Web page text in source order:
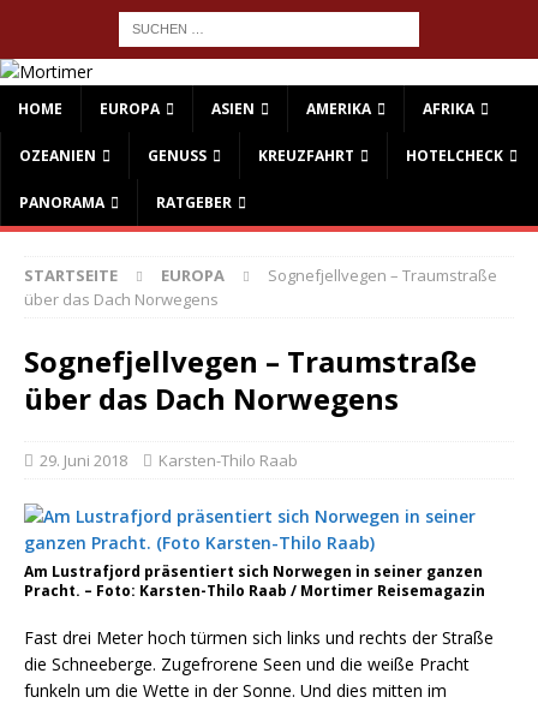
HOME EUROPA ASIEN AMERIKA AFRIKA
OZEANIEN GENUSS KREUZFAHRT HOTELCHECK
PANORAMA RATGEBER
STARTSEITE EUROPA
Sognefjellvegen – Traumstraße
über das Dach Norwegens
Sognefjellvegen – Traumstraße
über das Dach Norwegens
29. Juni 2018 Karsten-Thilo Raab
Am Lustrafjord präsentiert sich Norwegen in seiner ganzen
Pracht. – Foto: Karsten-Thilo Raab / Mortimer Reisemagazin
Fast drei Meter hoch türmen sich links und rechts der Straße
die Schneeberge. Zugefrorene Seen und die weiße Pracht
funkeln um die Wette in der Sonne. Und dies mitten im